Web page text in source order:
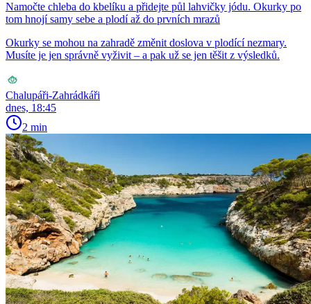
Namočte chleba do kbelíku a přidejte půl lahvičky jódu. Okurky po
tom hnojí samy sebe a plodí až do prvních mrazů
Okurky se mohou na zahradě změnit doslova v plodící nezmary.
Musíte je jen správně vyživit – a pak už se jen těšit z výsledků.
Chalupáři-Zahrádkáři
dnes, 18:45
2 min